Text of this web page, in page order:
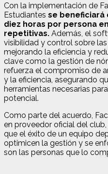
Con la implementación de
Estudiantes se beneficiará
diez horas por persona
repetitivas. Además, el
visibilidad y control sobre
mejorando la eficiencia y
clave como la gestión de
refuerza el compromiso de
y la eficiencia, asegurando
herramientas necesarias
potencial.
Como parte del acuerdo,
en proveedor oficial del
que el éxito de un equipo
optimicen la gestión y se
son las personas que lo